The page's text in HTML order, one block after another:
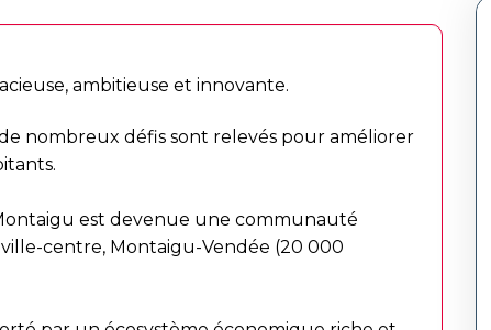
ambitieuse et innovante.
nombreux défis sont relevés pour améliorer
est devenue une communauté
centre, Montaigu-Vendée (20 000